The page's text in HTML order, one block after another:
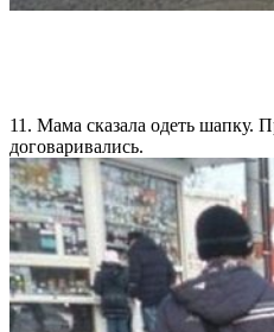
11. Мама сказала одеть шапку.
договаривались.